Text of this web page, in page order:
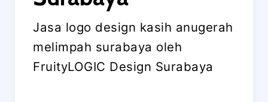
Jasa logo design kasih anugerah
melimpah surabaya oleh
FruityLOGIC Design Surabaya